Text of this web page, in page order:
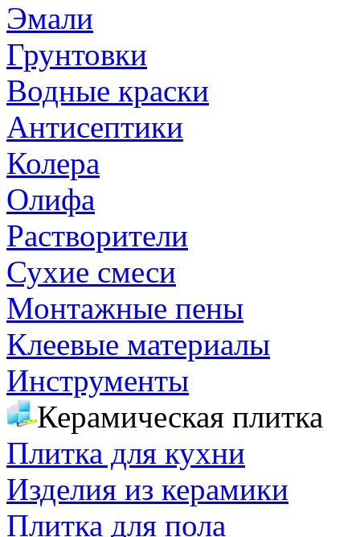
Эмали
Грунтовки
Водные краски
Антисептики
Колера
Олифа
Растворители
Сухие смеси
Монтажные пены
Клеевые материалы
Инструменты
Керамическая плитка
Плитка для кухни
Изделия из керамики
Плитка для пола